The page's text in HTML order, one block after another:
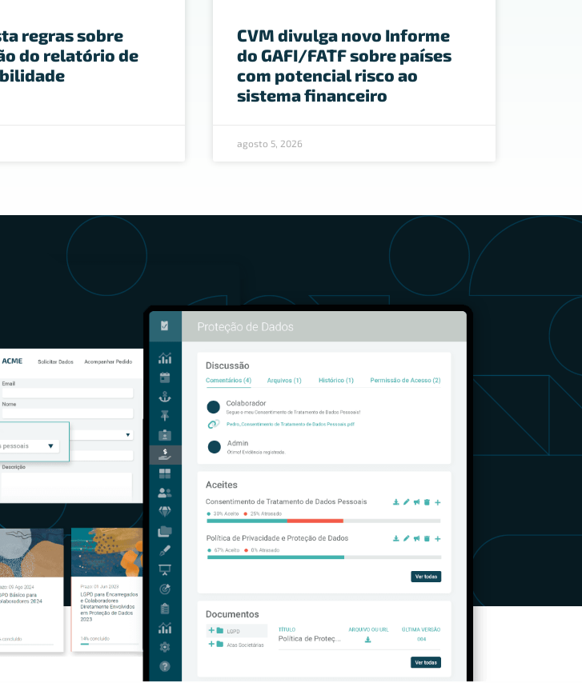
regras sobre
do relatório de
CVM divulga novo Informe
do GAFI/FATF sobre países
com potencial risco ao
sistema financeiro
agosto 5, 2026